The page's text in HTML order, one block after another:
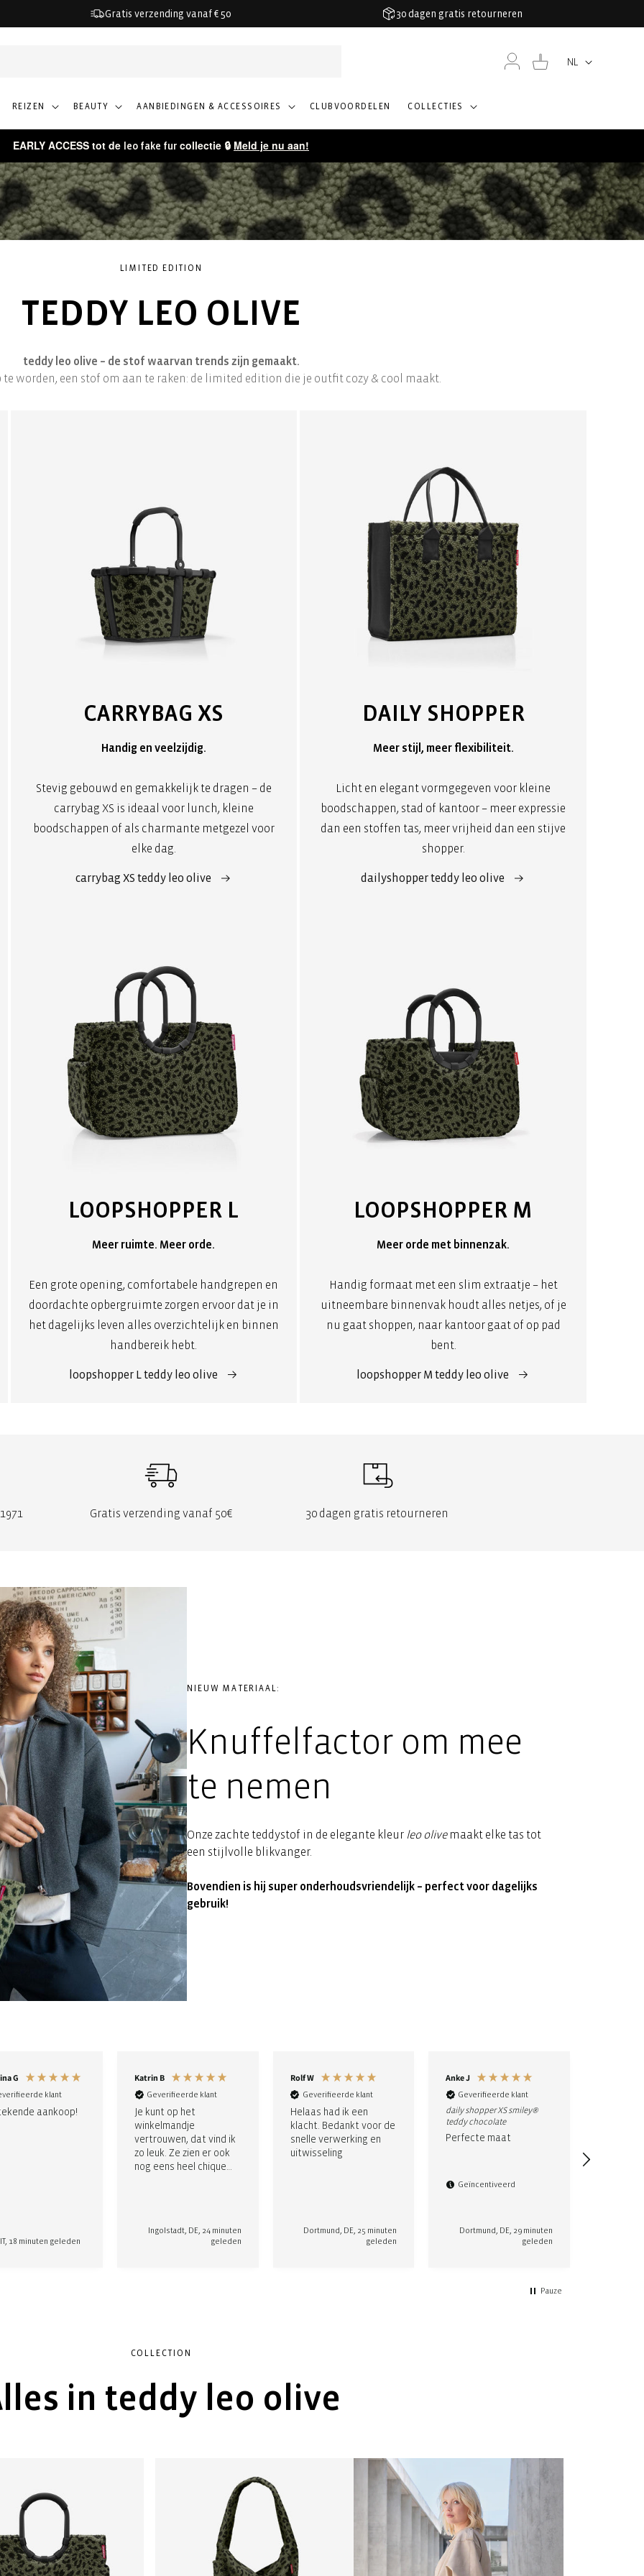
Gratis verzending vanaf € 50 30 dagen gratis retourneren
REIZEN BEAUTY AANBIEDINGEN & ACCESSOIRES CLUBVOORDELEN COLLECTIES
Taal NL
Inloggen
Winkelwagen
EARLY ACCESS tot de leo fake fur collectie 🔒 Meld je nu aan!
LIMITED EDITION
TEDDY LEO OLIVE
teddy leo olive – de stof waarvan trends zijn gemaakt.
te worden, een stof om aan te raken: de limited edition die je outfit cozy & cool maakt.
CARRYBAG XS
Handig en veelzijdig.
Stevig gebouwd en gemakkelijk te dragen – de
carrybag XS is ideaal voor lunch, kleine
boodschappen of als charmante metgezel voor
elke dag.
carrybag XS teddy leo olive
DAILY SHOPPER
Meer stijl, meer flexibiliteit.
Licht en elegant vormgegeven voor kleine
boodschappen, stad of kantoor – meer expressie
dan een stoffen tas, meer vrijheid dan een stijve
shopper.
dailyshopper teddy leo olive
LOOPSHOPPER L
Meer ruimte. Meer orde.
Een grote opening, comfortabele handgrepen en
doordachte opbergruimte zorgen ervoor dat je in
het dagelijks leven alles overzichtelijk en binnen
handbereik hebt.
loopshopper L teddy leo olive
LOOPSHOPPER M
Meer orde met binnenzak.
Handig formaat met een slim extraatje – het
uitneembare binnenvak houdt alles netjes, of je
nu gaat shoppen, naar kantoor gaat of op pad
bent.
loopshopper M teddy leo olive
Gratis verzending vanaf 50€ 30 dagen gratis retourneren
NIEUW MATERIAAL:
Knuffelfactor om mee
te nemen
Onze zachte teddystof in de elegante kleur leo olivemaakt elke tas tot
een stijlvolle blikvanger.
Bovendien is hij super onderhoudsvriendelijk – perfect voor dagelijks
gebruik!
G
klant
aankoop!
IT, 18 minuten geleden
Katrin B
Geverifieerde klant
Je kunt op het
winkelmandje
vertrouwen, dat vind ik
zo leuk. Ze zien er ook
nog eens heel chique
Ingolstadt, DE, 24 minuten
geleden
Rolf W
Geverifieerde klant
Helaas had ik een
klacht. Bedankt voor de
snelle verwerking en
uitwisseling
Dortmund, DE, 25 minuten
geleden
Anke J
Geverifieerde klant
daily shopper XS smiley®
teddy chocolate
Perfecte maat
Geïncentiveerd
Dortmund, DE, 29 minuten
geleden
Pauze
COLLECTION
in teddy leo olive